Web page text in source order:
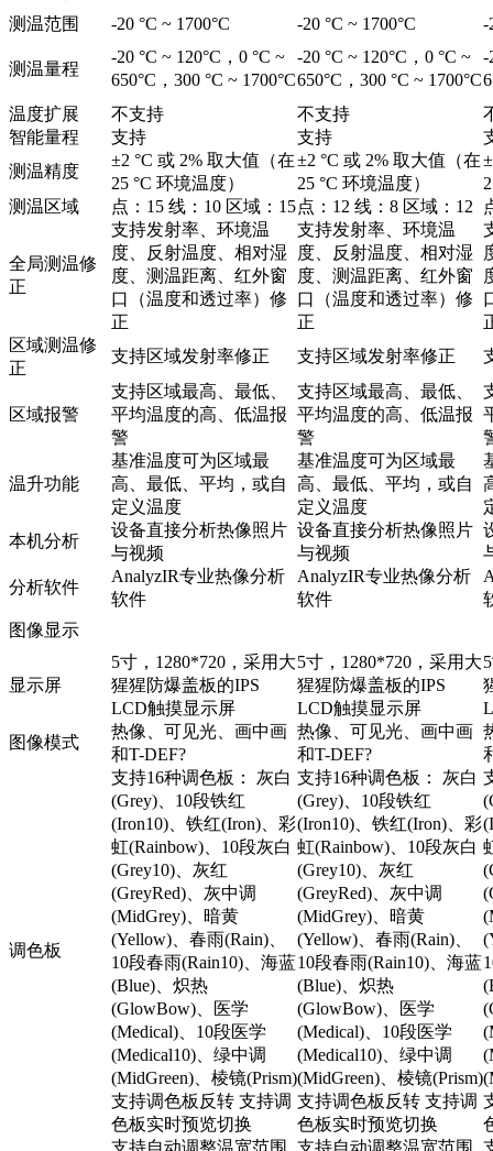
测温范围
-20 °C ~ 1700°C -20 °C ~ 1700°C -
测温量程
-20 °C ~ 120°C，0 °C ~
650°C，300 °C ~ 1700°C
-20 °C ~ 120°C，0 °C ~
650°C，300 °C ~ 1700°C
-
温度扩展
不支持 不支持
智能量程
支持 支持
测温精度
±2 °C 或 2% 取大值（在
25 °C 环境温度）
±2 °C 或 2% 取大值（在
25 °C 环境温度）
测温区域
点：15 线：10 区域：15点：12 线：8 区域：12
全局测温修
正
支持发射率、环境温
度、反射温度、相对湿
度、测温距离、红外窗
口（温度和透过率）修
正
支持发射率、环境温
度、反射温度、相对湿
度、测温距离、红外窗
口（温度和透过率）修
正
区域测温修
正
支持区域发射率修正 支持区域发射率修正
区域报警
支持区域最高、最低、
平均温度的高、低温报
警
支持区域最高、最低、
平均温度的高、低温报
警
温升功能
基准温度可为区域最
高、最低、平均，或自
定义温度
基准温度可为区域最
高、最低、平均，或自
定义温度
本机分析
设备直接分析热像照片
与视频
设备直接分析热像照片
与视频
分析软件
AnalyzIR专业热像分析
软件
AnalyzIR专业热像分析
软件
图像显示
显示屏
5寸，1280*720，采用大
猩猩防爆盖板的IPS
LCD触摸显示屏
5寸，1280*720，采用大
猩猩防爆盖板的IPS
LCD触摸显示屏
图像模式
热像、可见光、画中画
和T-DEF?
热像、可见光、画中画
和T-DEF?
调色板
支持16种调色板： 灰白
(Grey)、10段铁红
(Iron10)、铁红(Iron)、彩
虹(Rainbow)、10段灰白
(Grey10)、灰红
(GreyRed)、灰中调
(MidGrey)、暗黄
(Yellow)、春雨(Rain)、
10段春雨(Rain10)、海蓝
(Blue)、炽热
(GlowBow)、医学
(Medical)、10段医学
(Medical10)、绿中调
(MidGreen)、棱镜(Prism)
支持调色板反转 支持调
色板实时预览切换
支持16种调色板： 灰白
(Grey)、10段铁红
(Iron10)、铁红(Iron)、彩
虹(Rainbow)、10段灰白
(Grey10)、灰红
(GreyRed)、灰中调
(MidGrey)、暗黄
(Yellow)、春雨(Rain)、
10段春雨(Rain10)、海蓝
(Blue)、炽热
(GlowBow)、医学
(Medical)、10段医学
(Medical10)、绿中调
(MidGreen)、棱镜(Prism)
支持调色板反转 支持调
色板实时预览切换
支持自动调整温宽范围
支持自动调整温宽范围